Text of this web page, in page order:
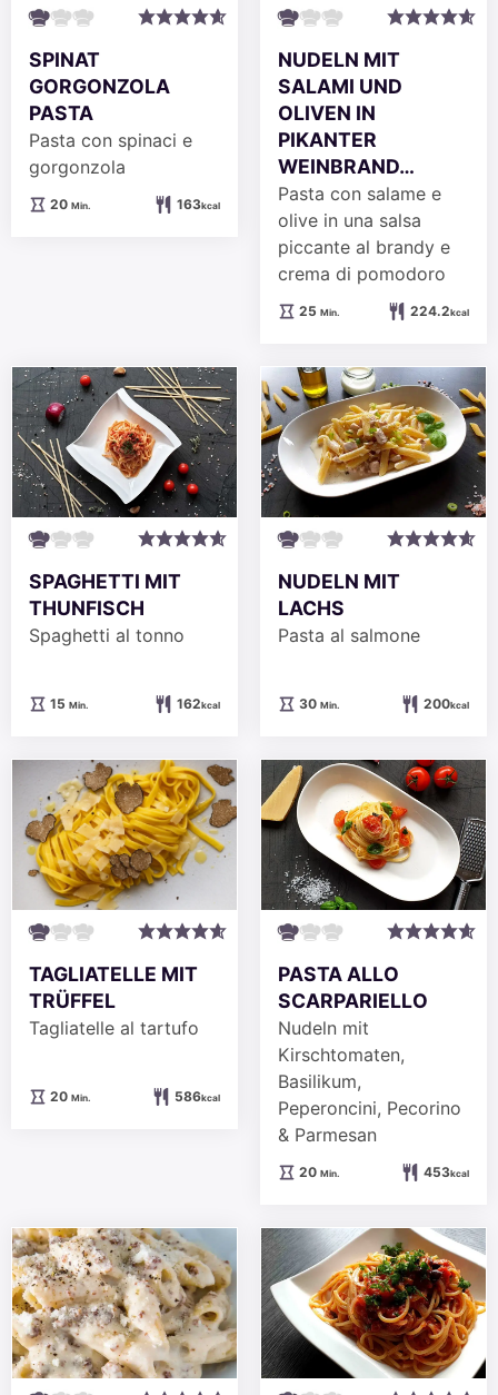
SPINAT
GORGONZOLA
PASTA
Pasta con spinaci e
gorgonzola
20Minuten
Min. 163kcal
NUDELN MIT
SALAMI UND
OLIVEN IN
PIKANTER
WEINBRAND…
Pasta con salame e
olive in una salsa
piccante al brandy e
crema di pomodoro
25Minuten
Min. 224.2kcal
SPAGHETTI MIT
THUNFISCH
Spaghetti al tonno
15Minuten
Min. 162kcal
NUDELN MIT
LACHS
Pasta al salmone
30Minuten
Min. 200kcal
TAGLIATELLE MIT
TRÜFFEL
Tagliatelle al tartufo
20Minuten
Min. 586kcal
PASTA ALLO
SCARPARIELLO
Nudeln mit
Kirschtomaten,
Basilikum,
Peperoncini, Pecorino
& Parmesan
20Minuten
Min. 453kcal